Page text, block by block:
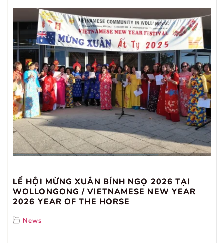
LỂ HỘI MỪNG XUÂN BÍNH NGỌ 2026 TẠI
WOLLONGONG / VIETNAMESE NEW YEAR
2026 YEAR OF THE HORSE
News